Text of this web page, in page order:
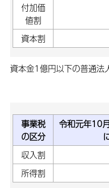
付加価
値割
資本割
資本金1億円以下の普通法
事業税
の区分
令和元年10
収入割
所得割